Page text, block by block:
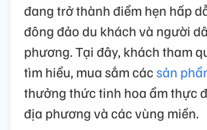
đang trở thành điểm hẹn hấp
đông đảo du khách và người
phương. Tại đây, khách tham
tìm hiểu, mua sắm cácsản
thưởng thức tinh hoa ẩm thực
địa phương và các vùng miền.